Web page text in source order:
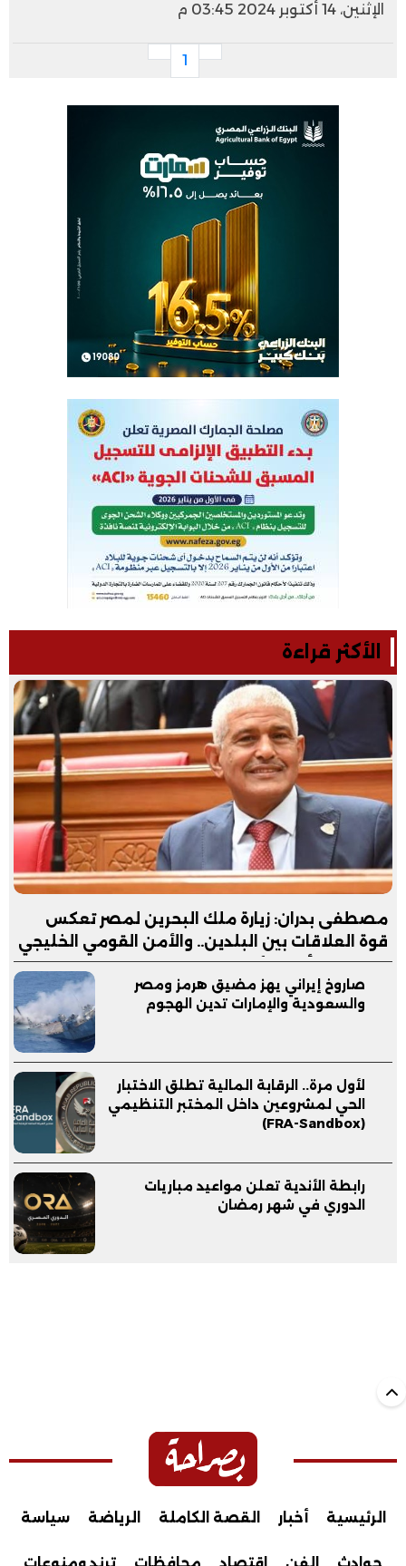
الإثنين، 14 أكتوبر 2024 03:45 م
1
الأكثر قراءة
مصطفى بدران: زيارة ملك البحرين لمصر تعكس
قوة العلاقات بين البلدين.. والأمن القومي الخليجي
جزء لا يتجزأ من الأمن القومي المصري
صاروخ إيراني يهز مضيق هرمز ومصر
والسعودية والإمارات تدين الهجوم
لأول مرة.. الرقابة المالية تطلق الاختبار
الحي لمشروعين داخل المختبر التنظيمي
(FRA-Sandbox)
رابطة الأندية تعلن مواعيد مباريات
الدوري في شهر رمضان
الرئيسية أخبار القصة الكاملة الرياضة سياسة
حوادث الفن اقتصاد محافظات ترند ومنوعات